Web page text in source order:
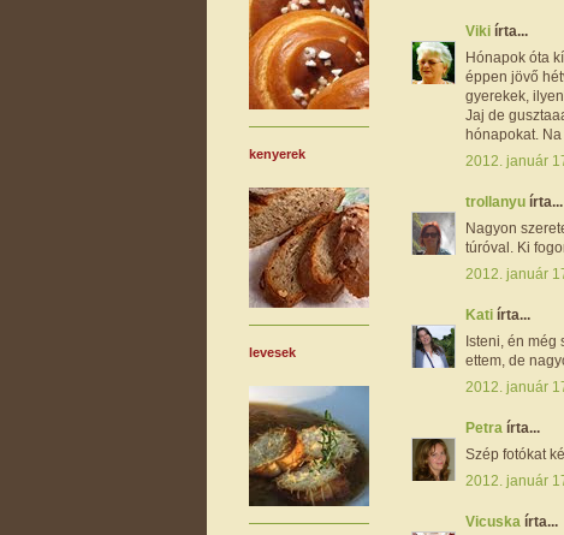
Viki írta...
Hónapok óta
éppen jövő
gyerekek,
Jaj de
hónapokat. Na
2012. január
trollanyu írta...
Nagyon
túróval. Ki
2012. január
Kati írta...
Isteni, én még
ettem, de
2012. január
Petra írta...
Szép fotókat
2012. január
Vicuska írta...
kenyerek
levesek